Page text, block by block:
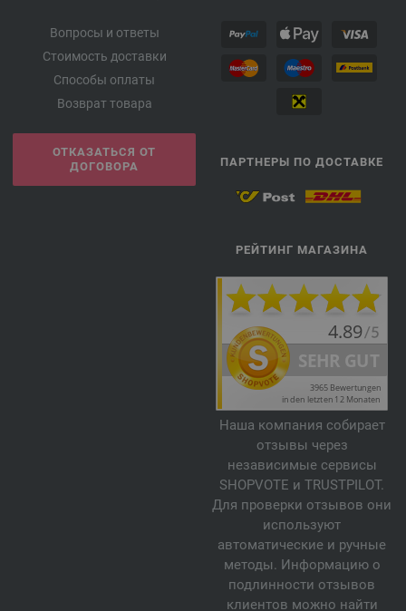
Вопросы и ответы
Стоимость доставки
Способы оплаты
Возврат товара
ОТКАЗАТЬСЯ ОТ
ДОГОВОРА
ПАРТНЕРЫ ПО ДОСТАВКЕ
РЕЙТИНГ МАГАЗИНА
Наша компания собирает
отзывы через
независимые сервисы
SHOPVOTE и TRUSTPILOT.
Для проверки отзывов они
используют
автоматические и ручные
методы. Информацию о
подлинности отзывов
клиентов можно найти